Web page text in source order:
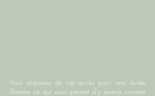
Vous disposez de cet accès pour une durée
illimitée ce qui vous permet d’y revenir comme